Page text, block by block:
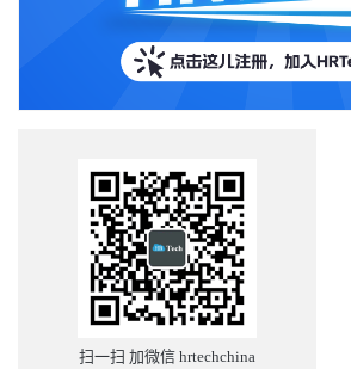
扫一扫 加微信 hrtechchina